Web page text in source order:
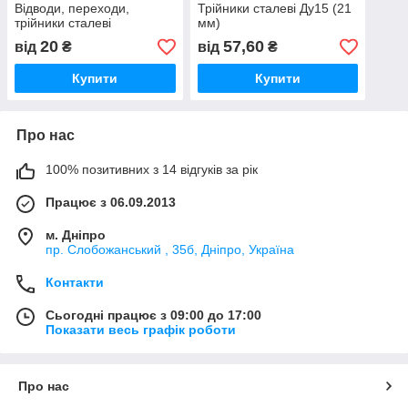
Відводи, переходи,
трійники сталеві
від 20 ₴
Купити
Трійники сталеві Ду15 (21
мм)
від 57,60₴
Купити
Про нас
100% позитивних з 14 відгуків за рік
Працює з 06.09.2013
м. Дніпро
пр. Слобожанський , 35б, Дніпро, Україна
Контакти
Сьогодні працює з 09:00 до 17:00
Показати весь графік роботи
Про нас